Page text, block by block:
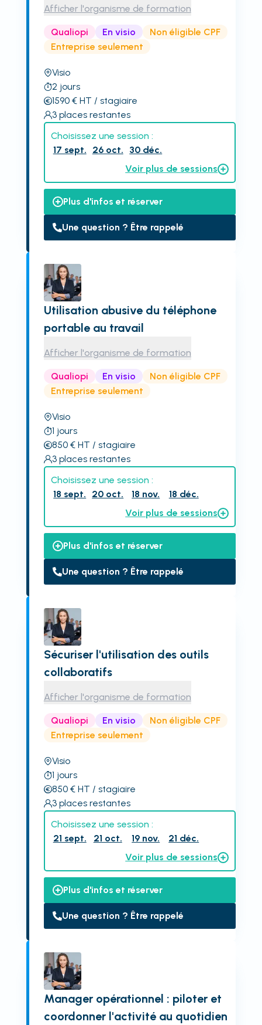
Afficher l'organisme de formation
Qualiopi En visio
Non éligible CPF
Entreprise seulement
Visio
2 jours
1590€ HT / stagiaire
3 places restantes
Choisissez une session :
17 sept.
26 oct.
30 déc.
Voir plus de sessions
Plus d'infos et réserver
Une question ? Être rappelé
Utilisation abusive du téléphone
portable au travail
Afficher l'organisme de formation
Qualiopi En visio
Non éligible CPF
Entreprise seulement
Visio
1 jours
850€ HT / stagiaire
3 places restantes
Choisissez une session :
18 sept.
20 oct. 18 nov.
18 déc.
Voir plus de sessions
Plus d'infos et réserver
Une question ? Être rappelé
Sécuriser l'utilisation des outils
collaboratifs
Afficher l'organisme de formation
Qualiopi En visio
Non éligible CPF
Entreprise seulement
Visio
1 jours
850€ HT / stagiaire
3 places restantes
Choisissez une session :
21 sept.
21 oct. 19 nov.
21 déc.
Voir plus de sessions
Plus d'infos et réserver
Une question ? Être rappelé
Manager opérationnel : piloter et
coordonner l'activité au quotidien